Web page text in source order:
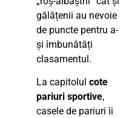
gălățenii au nevoie
de puncte pentru a-
și îmbunătăți
clasamentul.
La capitolul cote
pariuri sportive,
casele de pariuri îi